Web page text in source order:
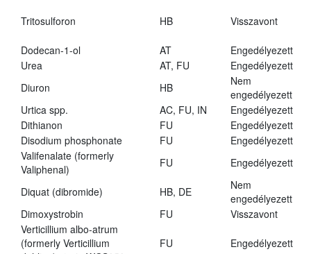
Tritosulforon HB Visszavont
Dodecan-1-ol AT
Engedélyezett
Urea
AT, FU
Engedélyezett
Diuron
HB
Nem
engedélyezett
Urtica spp.
AC, FU, IN
Engedélyezett
Dithianon
FU
Engedélyezett
Disodium phosphonate
FU
Engedélyezett
Valifenalate (formerly
Valiphenal)
FU Engedélyezett
Diquat (dibromide) HB, DE
Nem
engedélyezett
Dimoxystrobin
FU
Visszavont
Verticillium albo-atrum
(formerly Verticillium
FU Engedélyezett